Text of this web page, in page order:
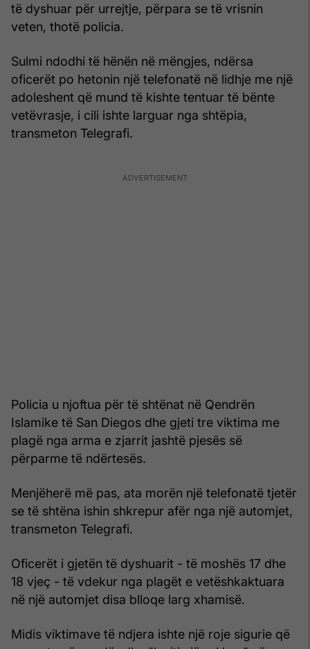
të dyshuar për urrejtje, përpara se të vrisnin
veten, thotë policia.
Sulmi ndodhi të hënën në mëngjes, ndërsa
oficerët po hetonin një telefonatë në lidhje me një
adoleshent që mund të kishte tentuar të bënte
vetëvrasje, i cili ishte larguar nga shtëpia,
transmeton Telegrafi.
Policia u njoftua për të shtënat në Qendrën
Islamike të San Diegos dhe gjeti tre viktima me
plagë nga arma e zjarrit jashtë pjesës së
përparme të ndërtesës.
Menjëherë më pas, ata morën një telefonatë tjetër
se të shtëna ishin shkrepur afër nga një automjet,
transmeton Telegrafi.
Oficerët i gjetën të dyshuarit - të moshës 17 dhe
18 vjeç - të vdekur nga plagët e vetëshkaktuara
në një automjet disa blloqe larg xhamisë.
Midis viktimave të ndjera ishte një roje sigurie që